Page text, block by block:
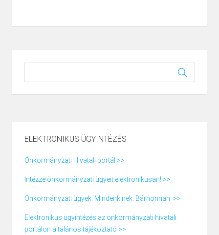
ELEKTRONIKUS ÜGYINTÉZÉS
Önkormányzati Hivatali portál >>
Intézze önkormányzati ügyeit elektronikusan! >>
Önkormányzati ügyek. Mindenkinek. Bárhonnan. >>
Elektronikus ügyintézés az önkormányzati hivatali
portálon általános tájékoztató >>